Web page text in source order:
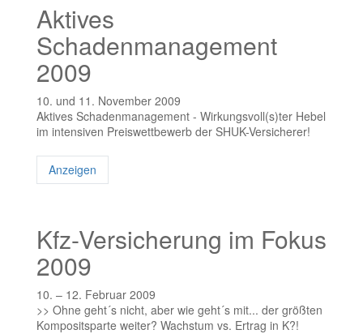
Aktives
Schadenmanagement
2009
10. und 11. November 2009
Aktives Schadenmanagement - Wirkungsvoll(s)ter Hebel
im intensiven Preiswettbewerb der SHUK-Versicherer!
Anzeigen
Kfz-Versicherung im Fokus
2009
10. – 12. Februar 2009
>> Ohne geht´s nicht, aber wie geht´s mit... der größten
Kompositsparte weiter? Wachstum vs. Ertrag in K?!